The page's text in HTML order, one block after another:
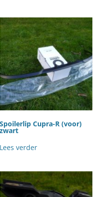
Spoilerlip Cupra-R (voor)
zwart
Lees verder